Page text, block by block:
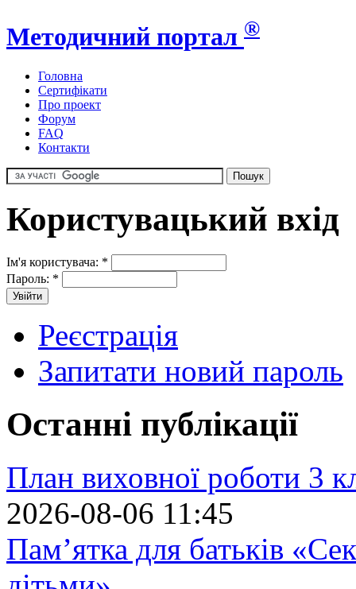
Методичний портал ®
Головна
Сертифікати
Про проект
Форум
FAQ
Контакти
Користувацький вхід
Ім'я користувача: *
Пароль: *
Реєстрація
Запитати новий пароль
Останні публікації
План виховної роботи 3
2026-08-06 11:45
Пам’ятка для батьків